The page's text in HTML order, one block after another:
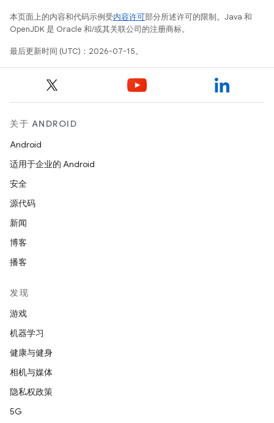
本页面上的内容和代码示例受内容许可部分所述许可的限制。Java 和
OpenJDK 是 Oracle 和/或其关联公司的注册商标。
最后更新时间 (UTC)：2026-07-15。
关于 ANDROID
Android
适用于企业的 Android
安全
源代码
新闻
博客
播客
发现
游戏
机器学习
健康与健身
相机与媒体
隐私权政策
5G